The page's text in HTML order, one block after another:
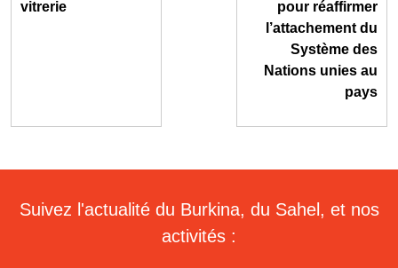
vitrerie
pour réaffirmer
l’attachement du
Système des
Nations unies au
pays
Suivez l'actualité du Burkina, du Sahel, et nos
activités :